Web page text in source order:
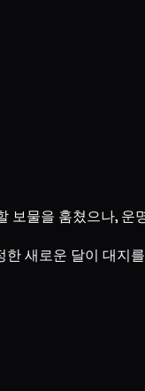
보물을 훔쳤으나, 운
새로운 달이 대지